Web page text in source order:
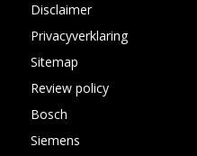
Disclaimer
Privacyverklaring
Sitemap
Review policy
Bosch
Siemens